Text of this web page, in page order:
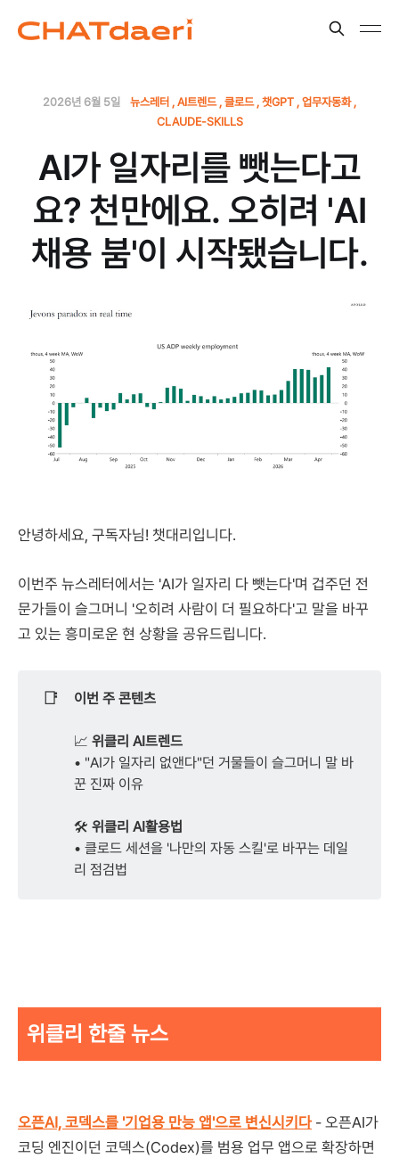
2026년 6월 5일 뉴스레터 AI트렌드 클로드 챗GPT 업무자동화
CLAUDE-SKILLS
AI가 일자리를 뺏는다고
요? 천만에요. 오히려 'AI
채용 붐'이 시작됐습니다.
안녕하세요, 구독자님! 챗대리입니다.
이번주 뉴스레터에서는 'AI가 일자리 다 뺏는다'며 겁주던 전
문가들이 슬그머니 '오히려 사람이 더 필요하다'고 말을 바꾸
고 있는 흥미로운 현 상황을 공유드립니다.
📑 이번 주 콘텐츠
📈 위클리 AI트렌드
• "AI가 일자리 없앤다"던 거물들이 슬그머니 말 바
꾼 진짜 이유
🛠️ 위클리 AI활용법
• 클로드 세션을 '나만의 자동 스킬'로 바꾸는 데일
리 점검법
위클리 한줄 뉴스
오픈AI, 코덱스를 '기업용 만능 앱'으로 변신시키다- 오픈AI가
코딩 엔진이던 코덱스(Codex)를 범용 업무 앱으로 확장하면